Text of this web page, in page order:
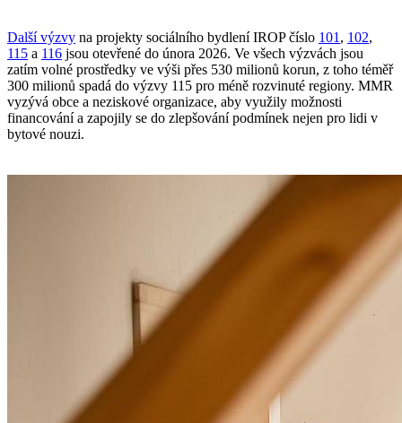
Další výzvy na projekty sociálního bydlení IROP číslo 101 , 102,
115 a 116 jsou otevřené do února 2026. Ve všech výzvách jsou
zatím volné prostředky ve výši přes 530 milionů korun, z toho téměř
300 milionů spadá do výzvy 115 pro méně rozvinuté regiony. MMR
vyzývá obce a neziskové organizace, aby využily možnosti
financování a zapojily se do zlepšování podmínek nejen pro lidi v
bytové nouzi.